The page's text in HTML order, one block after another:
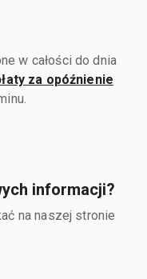
w całości do dnia
za opóźnienie
informacji?
na naszej stronie